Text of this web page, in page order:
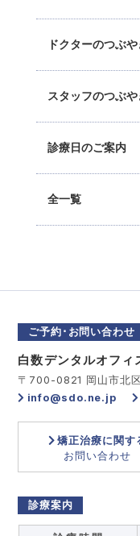
ドクターのつぶや
スタッフのつぶや
診療日のご案内
全一覧
ご予約･お問い合わせ
白数デンタルオフィ
〒700-0821 岡山市北
info@sdo.ne.jp
矯正治療に関す
お問い合わせ
診療案内